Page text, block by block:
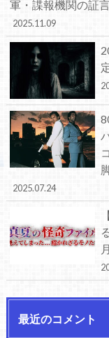
軍・諜報機関の証
2025.11.09
2025.07.24
最近のコメント